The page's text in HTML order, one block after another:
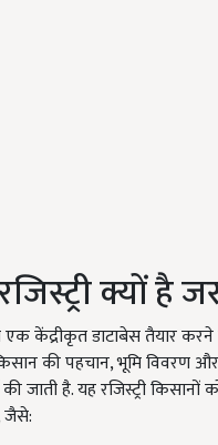
क्यों है
एक केंद्रीकृत डाटाबेस तैयार
की पहचान, भूमि विवरण
जाती है. यह रजिस्ट्री
जैसे: